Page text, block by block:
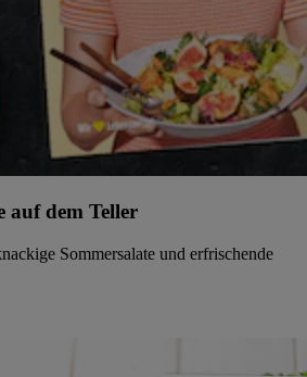
auf dem Teller
Sommersalate und erfrischende